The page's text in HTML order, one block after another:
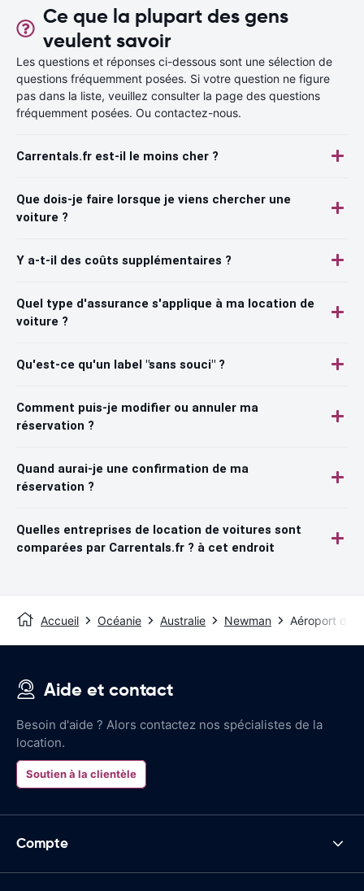
Ce que la plupart des gens
veulent savoir
Les questions et réponses ci-dessous sont une sélection de
questions fréquemment posées. Si votre question ne figure
pas dans la liste, veuillez consulter la page des questions
fréquemment posées. Ou contactez-nous.
Carrentals.fr est-il le moins cher ?
Que dois-je faire lorsque je viens chercher une
voiture ?
Y a-t-il des coûts supplémentaires ?
Quel type d'assurance s'applique à ma location de
voiture ?
Qu'est-ce qu'un label "sans souci" ?
Comment puis-je modifier ou annuler ma
réservation ?
Quand aurai-je une confirmation de ma
réservation ?
Quelles entreprises de location de voitures sont
comparées par Carrentals.fr ? à cet endroit
Accueil Océanie Australie Newman Aéroport de
Aide et contact
Besoin d'aide ? Alors contactez nos spécialistes de la
location.
Soutien à la clientèle
Compte